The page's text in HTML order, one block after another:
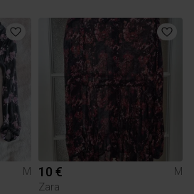
M
10 €
M
Zara